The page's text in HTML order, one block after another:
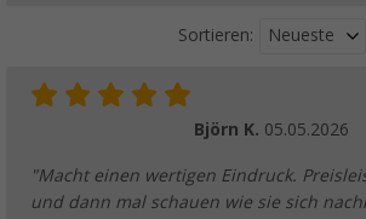
(1)
12,99€UVP19,99
Sortieren: Neueste
Björn K. 05.05.2026
"Macht einen wertigen Eindruck.
und dann mal schauen wie sie sich